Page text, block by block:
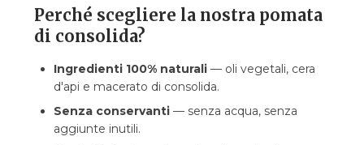
Perché scegliere la nostra pomata
di consolida?
Ingredienti 100% naturali — oli vegetali, cera
d'api e macerato di consolida.
Senza conservanti — senza acqua, senza
aggiunte inutili.